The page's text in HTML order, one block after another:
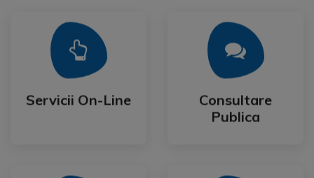
Servicii On-Line
Servicii On-Line
Mai Mult
Consultare
Publica
Consultare
Publica
Mai Mult